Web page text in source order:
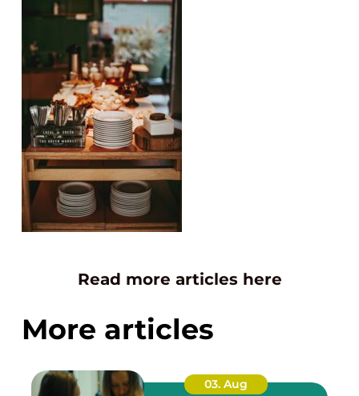
Read more articles here
More articles
03. Aug